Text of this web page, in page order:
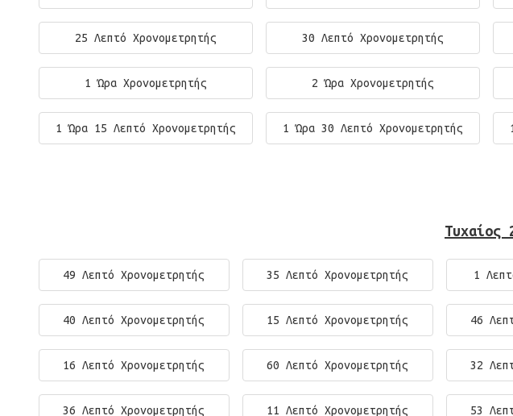
25 Λεπτό Χρονομετρητής 30 Λεπτό Χρονομετρητής
1 Ώρα Χρονομετρητής 2 Ώρα Χρονομετρητής
1 Ώρα 15 Λεπτό Χρονομετρητής 1 Ώρα 30 Λεπτό Χρονομετρητής
Τυχαίος
49 Λεπτό Χρονομετρητής 35 Λεπτό Χρονομετρητής 1
40 Λεπτό Χρονομετρητής 15 Λεπτό Χρονομετρητής 46
16 Λεπτό Χρονομετρητής 60 Λεπτό Χρονομετρητής 32
36 Λεπτό Χρονομετρητής 11 Λεπτό Χρονομετρητής 53